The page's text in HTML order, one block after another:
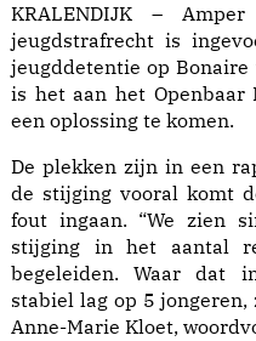
KRALENDIJK –
jeugdstrafrecht is
jeugddetentie op
is het aan het
een oplossing te komen.
De plekken zijn in een
de stijging vooral komt
fout ingaan. “We zien
stijging in het aantal
begeleiden. Waar dat
stabiel lag op 5
Anne-Marie Kloet,